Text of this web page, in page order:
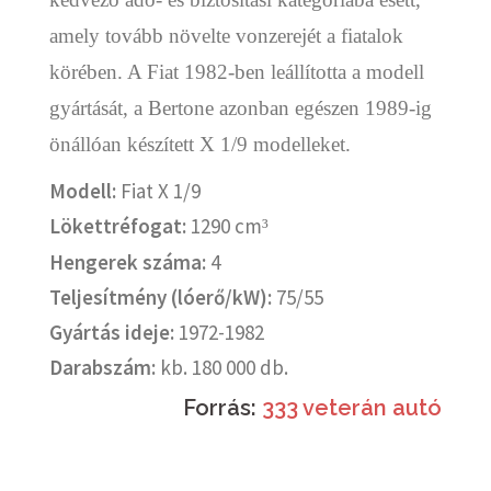
amely tovább növelte vonzerejét a fiatalok
körében. A Fiat 1982-ben leállította a modell
gyártását, a Bertone azonban egészen 1989-ig
önállóan készített X 1/9 modelleket.
Modell: Fiat X 1/9
Lökettréfogat: 1290 cm³
Hengerek száma: 4
Teljesítmény (lóerő/kW): 75/55
Gyártás ideje: 1972-1982
Darabszám: kb. 180 000 db.
Forrás: 333 veterán autó